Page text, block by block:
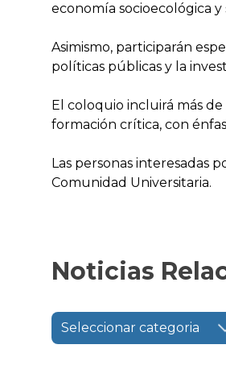
economía socioecológica
Asimismo, participarán
políticas públicas y la
El coloquio incluirá más
formación crítica, con
Las personas interesadas
Comunidad Universitaria.
Noticias
Seleccionar categoria